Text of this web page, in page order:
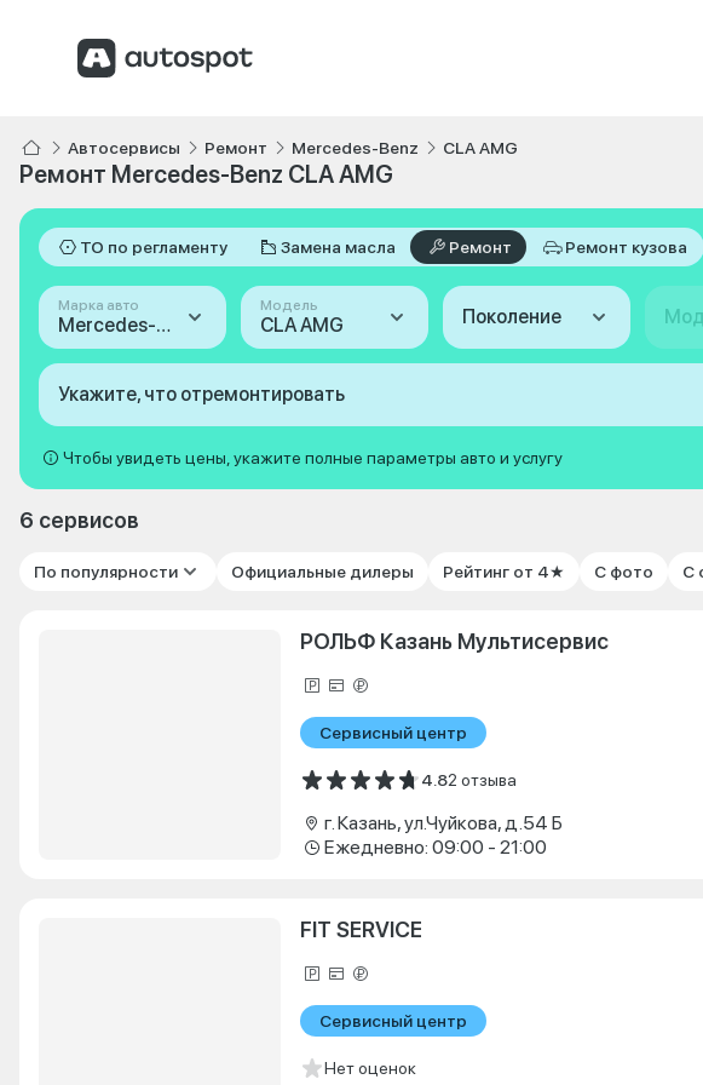
Автосервисы Ремонт Mercedes-Benz CLA AMG
Ремонт Mercedes-Benz CLA AMG
ТО по регламенту Замена масла Ремонт Ремонт кузова
Марка авто
Mercedes-Benz
Модель
CLA AMG Поколение
Укажите, что отремонтировать
Чтобы увидеть цены, укажите полные параметры авто и услугу
6 сервисов
По популярности Официальные дилеры Рейтинг от 4★ С фото С
РОЛЬФ Казань Мультисервис
Сервисный центр
4.82 отзыва
г. Казань, ул.Чуйкова, д.54 Б
Ежедневно: 09:00 - 21:00
FIT SERVICE
Сервисный центр
Нет оценок